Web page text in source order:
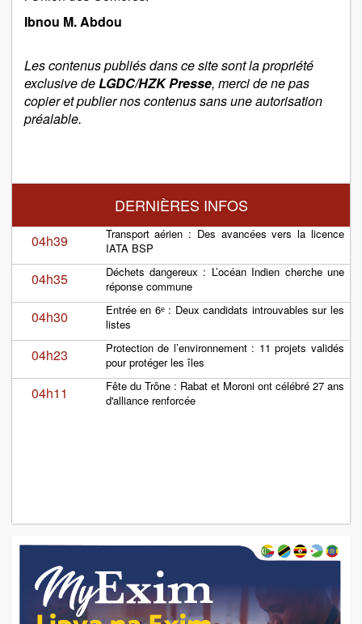
Ibnou M. Abdou
Les contenus publiés dans ce site sont la propriété
exclusive deLGDC/HZK Presse, merci de ne pas
copier et publier nos contenus sans une autorisation
préalable.
DERNIÈRES INFOS
04h39
Transport aérien : Des avancées vers la licence
IATA BSP
04h35
Déchets dangereux : L’océan Indien cherche une
réponse commune
04h30
Entrée en 6ᵉ : Deux candidats introuvables sur les
listes
04h23
Protection de l’environnement : 11 projets validés
pour protéger les îles
04h11
Fête du Trône : Rabat et Moroni ont célébré 27 ans
d'alliance renforcée